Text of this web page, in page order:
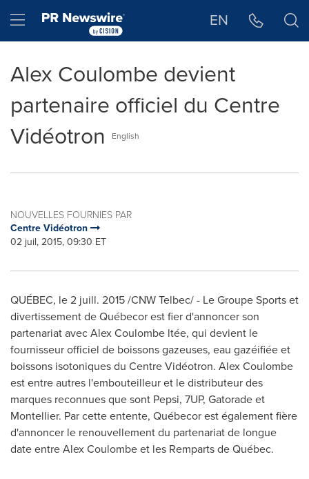
Hamburger menu EN
Alex Coulombe devient
partenaire officiel du Centre
Vidéotron
English
NOUVELLES FOURNIES PAR
Centre Vidéotron
02 juil, 2015, 09:30 ET
QUÉBEC, le 2 juill. 2015 /CNW Telbec/ - Le Groupe Sports et
divertissement de Québecor est fier d'annoncer son
partenariat avecAlex Coulombe ltée, qui devient le
fournisseur officiel de boissons gazeuses, eau gazéifiée et
boissons isotoniques du Centre Vidéotron. Alex Coulombe
est entre autres l'embouteilleur et le distributeur des
marques reconnues que sont Pepsi, 7UP, Gatorade et
Montellier. Par cette entente, Québecor est également fière
d'annoncer le renouvellement du partenariat de longue
date entreAlex Coulombeet les Remparts de Québec.